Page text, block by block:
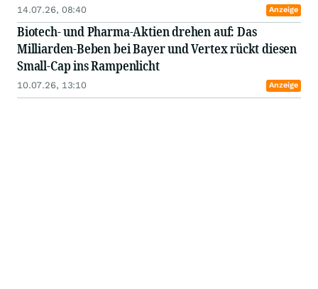
14.07.26, 08:40 Anzeige
Biotech- und Pharma-Aktien drehen auf: Das
Milliarden-Beben bei Bayer und Vertex rückt diesen
Small-Cap ins Rampenlicht
10.07.26, 13:10 Anzeige